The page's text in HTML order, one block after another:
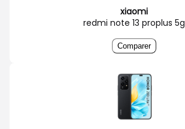
xiaomi
redmi note 13 proplus 5g
Comparer